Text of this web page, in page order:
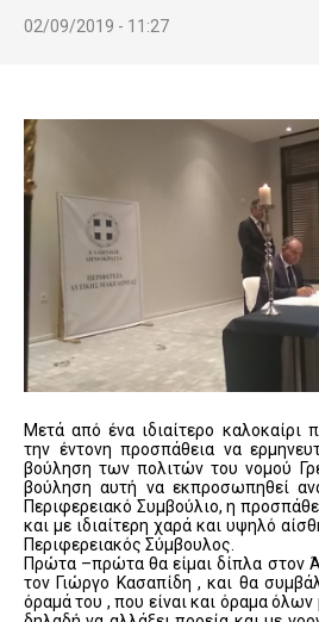
02/09/2019 - 11:27
Μετά από ένα ιδιαίτερο καλοκαίρι
την έντονη προσπάθεια να
βούληση των πολιτών του νομού
βούληση αυτή να εκπροσωπηθεί
Περιφερειακό Συμβούλιο, η
και με ιδιαίτερη χαρά και υψηλό
Περιφερειακός Σύμβουλος.
Πρώτα –πρώτα θα είμαι δίπλα στον
τον Γιώργο Κασαπίδη , και θα
όραμά του , που είναι και όραμα